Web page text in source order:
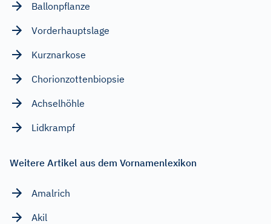
Ballonpflanze
Vorderhauptslage
Kurznarkose
Chorionzottenbiopsie
Achselhöhle
Lidkrampf
Weitere Artikel aus dem Vornamenlexikon
Amalrich
Akil